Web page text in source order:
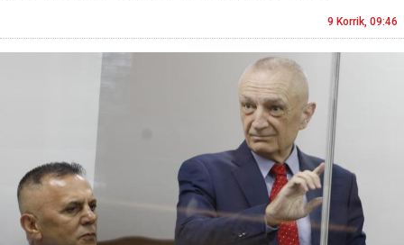
9 Korrik, 09:46